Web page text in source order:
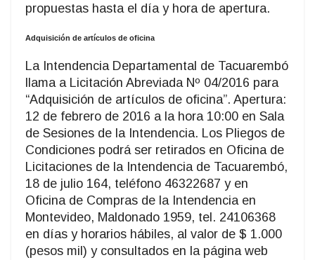
propuestas hasta el día y hora de apertura.
Adquisición de artículos de oficina
La Intendencia Departamental de Tacuarembó
llama a Licitación Abreviada Nº 04/2016 para
“Adquisición de artículos de oficina”. Apertura:
12 de febrero de 2016 a la hora 10:00 en Sala
de Sesiones de la Intendencia. Los Pliegos de
Condiciones podrá ser retirados en Oficina de
Licitaciones de la Intendencia de Tacuarembó,
18 de julio 164, teléfono 46322687 y en
Oficina de Compras de la Intendencia en
Montevideo, Maldonado 1959, tel. 24106368
en días y horarios hábiles, al valor de $ 1.000
(pesos mil) y consultados en la página web